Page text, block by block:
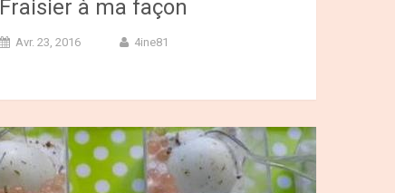
Fraisier à ma façon
Avr. 23, 2016 4ine81